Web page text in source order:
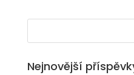
Nejnovější